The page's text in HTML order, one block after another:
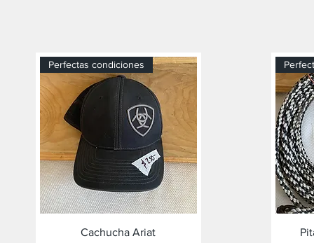
Vista rápida
Perfectas condiciones
Cachucha Ariat